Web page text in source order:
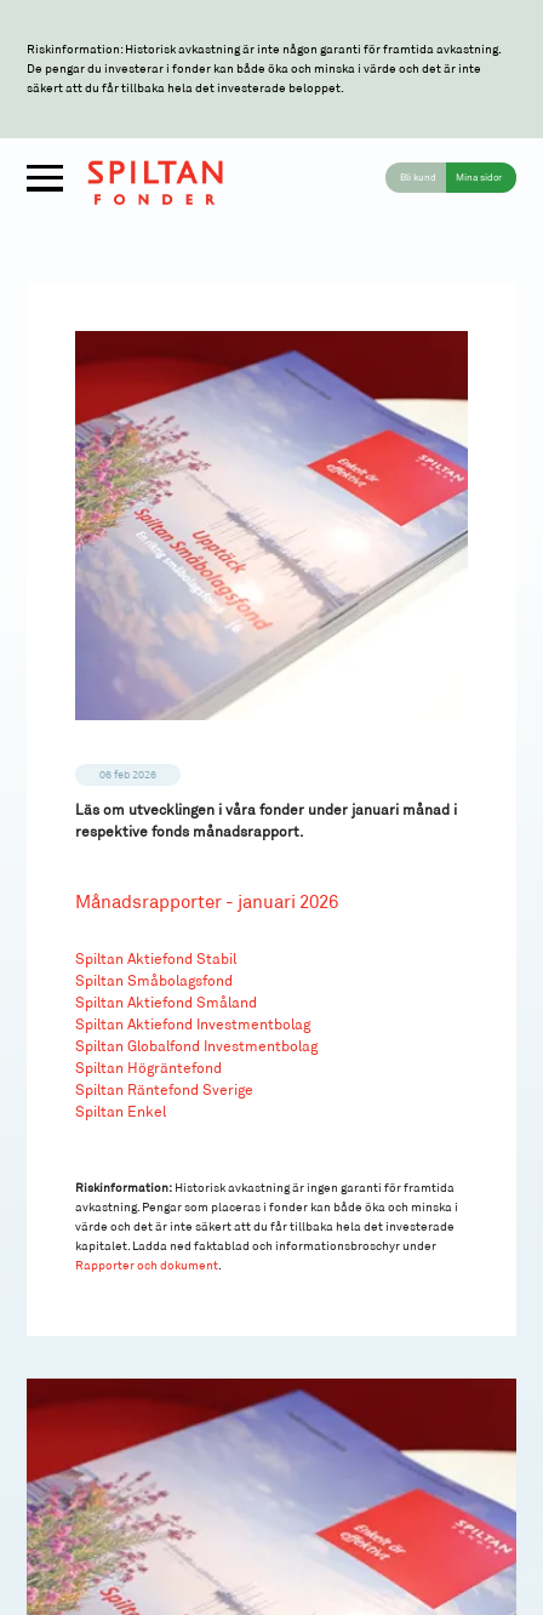
Riskinformation: Historisk avkastning är inte någon garanti för framtida avkastning.
De pengar du investerar i fonder kan både öka och minska i värde och det är inte
säkert att du får tillbaka hela det investerade beloppet.
Bli kund Mina sidor
06 feb 2026
Läs om utvecklingen i våra fonder under januari månad i
respektive fonds månadsrapport.
Månadsrapporter - januari 2026
Spiltan Aktiefond Stabil
Spiltan Småbolagsfond
Spiltan Aktiefond Småland
Spiltan Aktiefond Investmentbolag
Spiltan Globalfond Investmentbolag
Spiltan Högräntefond
Spiltan Räntefond Sverige
Spiltan Enkel
Riskinformation: Historisk avkastning är ingen garanti för framtida
avkastning. Pengar som placeras i fonder kan både öka och minska i
värde och det är inte säkert att du får tillbaka hela det investerade
kapitalet. Ladda ned faktablad och informationsbroschyr under
Rapporter och dokument